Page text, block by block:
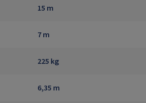
15 m
7 m
225 kg
6,35 m